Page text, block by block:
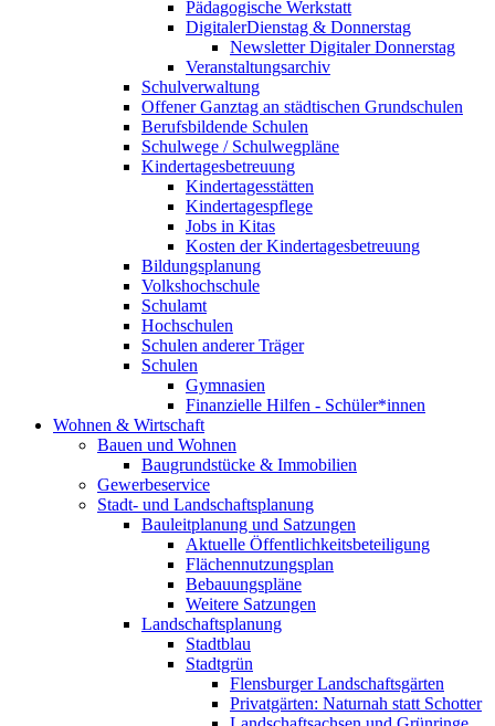
Pädagogische Werkstatt
DigitalerDienstag & Donnerstag
Newsletter Digitaler Donnerstag
Veranstaltungsarchiv
Schulverwaltung
Offener Ganztag an städtischen Grundschulen
Berufsbildende Schulen
Schulwege / Schulwegpläne
Kindertagesbetreuung
Kindertagesstätten
Kindertagespflege
Jobs in Kitas
Kosten der Kindertagesbetreuung
Bildungsplanung
Volkshochschule
Schulamt
Hochschulen
Schulen anderer Träger
Schulen
Gymnasien
Finanzielle Hilfen - Schüler*innen
Wohnen & Wirtschaft
Bauen und Wohnen
Baugrundstücke & Immobilien
Gewerbeservice
Stadt- und Landschaftsplanung
Bauleitplanung und Satzungen
Aktuelle Öffentlichkeitsbeteiligung
Flächennutzungsplan
Bebauungspläne
Weitere Satzungen
Landschaftsplanung
Stadtblau
Stadtgrün
Flensburger Landschaftsgärten
Privatgärten: Naturnah statt Schotter